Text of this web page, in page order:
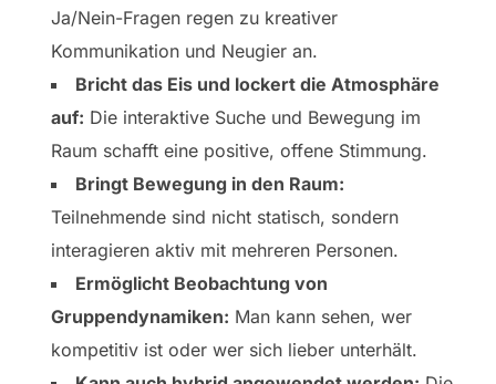
Ja/Nein-Fragen regen zu kreativer
Kommunikation und Neugier an.
Bricht das Eis und lockert die Atmosphäre
auf: Die interaktive Suche und Bewegung im
Raum schafft eine positive, offene Stimmung.
Bringt Bewegung in den Raum:
Teilnehmende sind nicht statisch, sondern
interagieren aktiv mit mehreren Personen.
Ermöglicht Beobachtung von
Gruppendynamiken: Man kann sehen, wer
kompetitiv ist oder wer sich lieber unterhält.